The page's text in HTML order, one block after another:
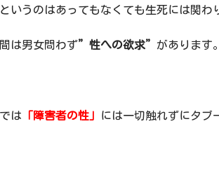
いうのはあってもなくても生死には関わ
は男女問わず”性への欲求” があります。
は 「障害者の性」 には一切触れずにタブ